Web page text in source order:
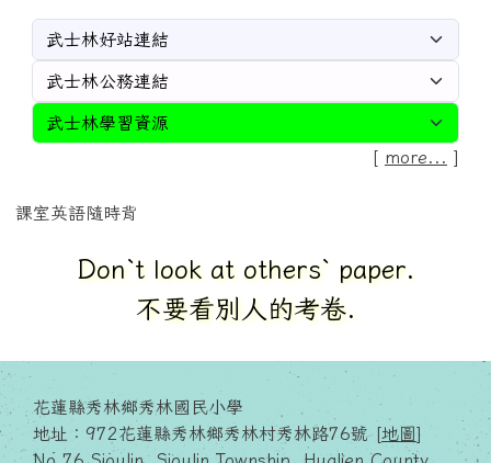
[ more... ]
課室英語隨時背
Don`t look at others` paper.
不要看別人的考卷.
花蓮縣秀林鄉秀林國民小學
地址：972花蓮縣秀林鄉秀林村秀林路76號 [地圖]
No.76,Sioulin, Sioulin Township, Hualien County